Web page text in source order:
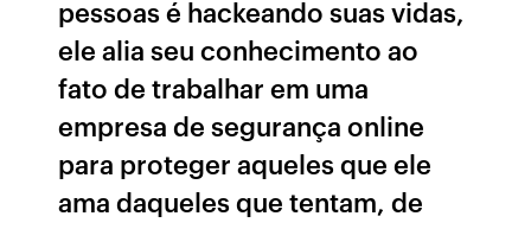
pessoas é hackeando suas vidas,
ele alia seu conhecimento ao
fato de trabalhar em uma
empresa de segurança online
para proteger aqueles que ele
ama daqueles que tentam, de